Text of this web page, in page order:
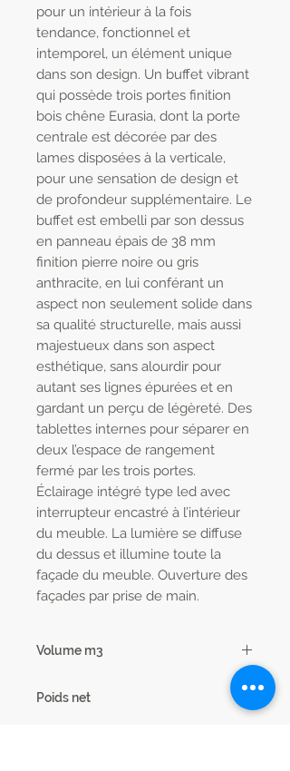
pour un intérieur à la fois
tendance, fonctionnel et
intemporel, un élément unique
dans son design. Un buffet vibrant
qui possède trois portes finition
bois chêne Eurasia, dont la porte
centrale est décorée par des
lames disposées à la verticale,
pour une sensation de design et
de profondeur supplémentaire. Le
buffet est embelli par son dessus
en panneau épais de 38 mm
finition pierre noire ou gris
anthracite, en lui conférant un
aspect non seulement solide dans
sa qualité structurelle, mais aussi
majestueux dans son aspect
esthétique, sans alourdir pour
autant ses lignes épurées et en
gardant un perçu de légèreté. Des
tablettes internes pour séparer en
deux l’espace de rangement
fermé par les trois portes.
Éclairage intégré type led avec
interrupteur encastré à l’intérieur
du meuble. La lumière se diffuse
du dessus et illumine toute la
façade du meuble. Ouverture des
façades par prise de main.
Volume m3
Poids net